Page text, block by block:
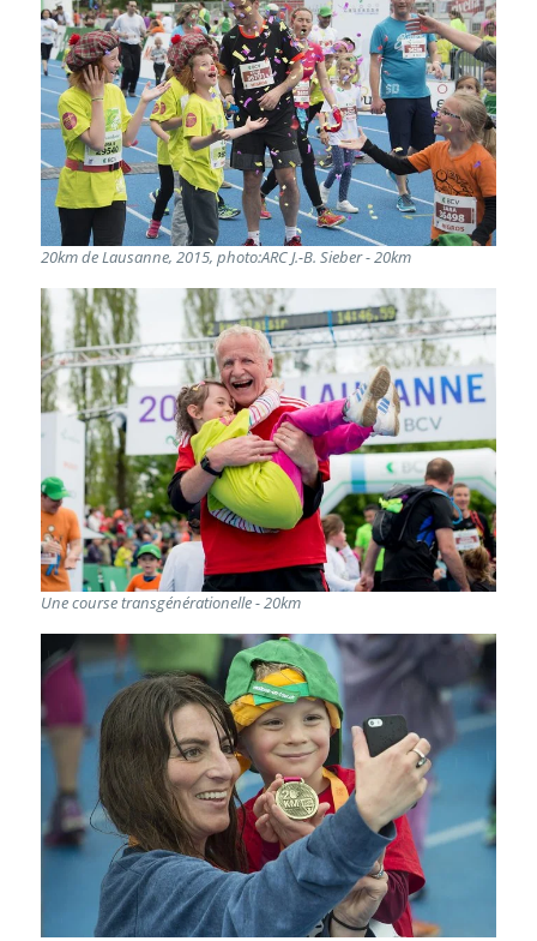
20km de Lausanne, 2015, photo:ARC J.-B. Sieber - 20km
Une course transgénérationelle - 20km